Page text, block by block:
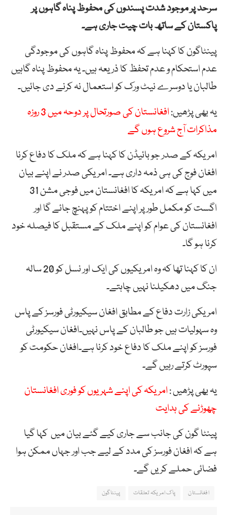
سرحد پر موجود شدت پسندوں کی محفوظ پناہ گاہوں پر
پاکستان کے ساتھ بات چیت جاری ہے۔
پینٹاگون کا کہنا ہے کہ محفوظ پناہ گاہوں کی موجودگی
عدم استحکام و عدم تحفظ کا ذریعہ ہیں۔ یہ محفوظ پناہ گاہیں
طالبان یا دوسرے نیٹ ورک کو استعمال نہ کرنے دی جائیں۔
یہ بھی پڑھیں:
افغانستان کی صورتحال پر دوحہ میں 3 روزہ
مذاکرات آج شروع ہوں گے
امریکہ کے صدر جو بائیڈن کا کہنا ہے کہ ملک کا دفاع کرنا
افغان فوج کی ہی ذمہ داری ہے۔ امریکی صدر نے اپنے بیان
میں کہا ہے کہ امریکہ کا افغانستان میں فوجی مشن 31
اگست کو مکمل طور پر اپنے اختتام کو پہنچ جائے گا اور
افغانستان کی عوام کو اپنے ملک کے مستقبل کا فیصلہ خود
کرنا ہو گا۔
ان کا کہنا تھا کہ وہ امریکیوں کی ایک اور نسل کو 20 سالہ
جنگ میں دھکیلنا نہیں چاہتے۔
امریکی زارت دفاع کے مطابق افغان سیکیورٹی فورسز کے پاس
وہ سہولیات ہیں جو طالبان کے پاس نہیں۔افغان سیکیورٹی
فورسز کو اپنے ملک کا دفاع خود کرنا ہے۔افغان حکومت کو
سپورٹ کرتے رہیں گے۔
یہ بھی پڑھیں :امریکہ کی اپنے شہریوں کو فوری افغانستان
چھوڑنے کی ہدایت
پینٹا گون کی جانب سے جاری کیے گئے بیان میں کہا گیا
ہے کہ افغان فورسز کی مدد کے لیے جب اور جہاں ممکن ہوا
فضائی حملے کریں گے۔
افغانستان پاک امریکہ تعلقات پینٹاگون